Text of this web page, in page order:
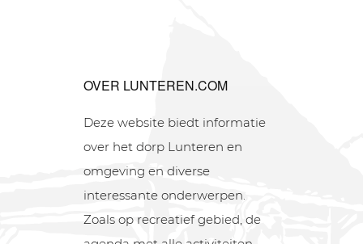
OVER LUNTEREN.COM
Deze website biedt informatie
over het dorp Lunteren en
omgeving en diverse
interessante onderwerpen.
Zoals op recreatief gebied, de